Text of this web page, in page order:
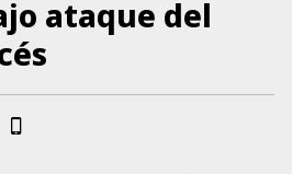
ataque del